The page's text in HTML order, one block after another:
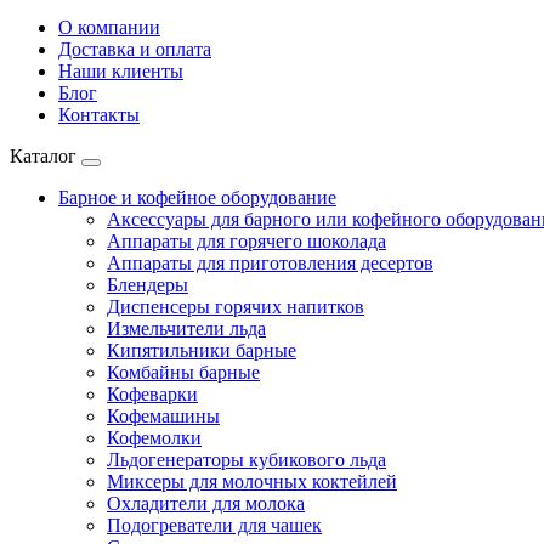
О компании
Доставка и оплата
Наши клиенты
Блог
Контакты
Каталог
Барное и кофейное оборудование
Аксессуары для барного или кофейного
Аппараты для горячего шоколада
Аппараты для приготовления десертов
Блендеры
Диспенсеры горячих напитков
Измельчители льда
Кипятильники барные
Комбайны барные
Кофеварки
Кофемашины
Кофемолки
Льдогенераторы кубикового льда
Миксеры для молочных коктейлей
Охладители для молока
Подогреватели для чашек